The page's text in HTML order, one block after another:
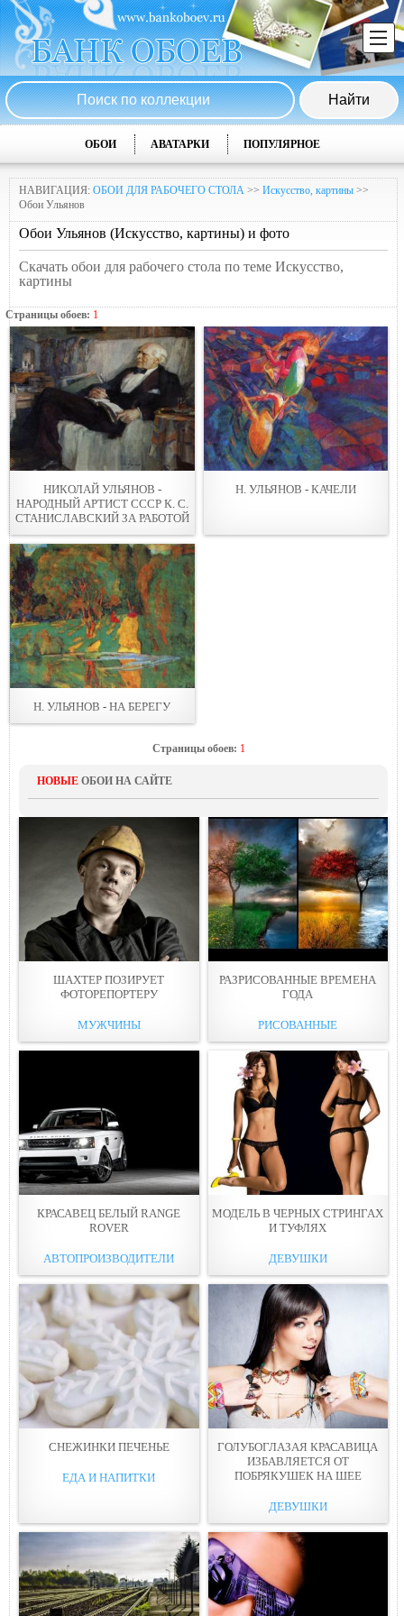
ОБОИ АВАТАРКИ ПОПУЛЯРНОЕ
НАВИГАЦИЯ: ОБОИ ДЛЯ РАБОЧЕГО СТОЛА >> Искусство, картины >>
Обои Ульянов
Обои Ульянов (Искусство, картины) и фото
Скачать обои для рабочего стола по теме Искусство,
картины
Страницы обоев: 1
НИКОЛАЙ УЛЬЯНОВ -
НАРОДНЫЙ АРТИСТ СССР К. С.
СТАНИСЛАВСКИЙ ЗА РАБОТОЙ
Н. УЛЬЯНОВ - КАЧЕЛИ
Н. УЛЬЯНОВ - НА БЕРЕГУ
Страницы обоев: 1
НОВЫЕ ОБОИ НА САЙТЕ
ШАХТЕР ПОЗИРУЕТ
ФОТОРЕПОРТЕРУ
МУЖЧИНЫ
РАЗРИСОВАННЫЕ ВРЕМЕНА
ГОДА
РИСОВАННЫЕ
КРАСАВЕЦ БЕЛЫЙ RANGE
ROVER
АВТОПРОИЗВОДИТЕЛИ
МОДЕЛЬ В ЧЕРНЫХ СТРИНГАХ
И ТУФЛЯХ
ДЕВУШКИ
СНЕЖИНКИ ПЕЧЕНЬЕ
ЕДА И НАПИТКИ
ГОЛУБОГЛАЗАЯ КРАСАВИЦА
ИЗБАВЛЯЕТСЯ ОТ
ПОБРЯКУШЕК НА ШЕЕ
ДЕВУШКИ